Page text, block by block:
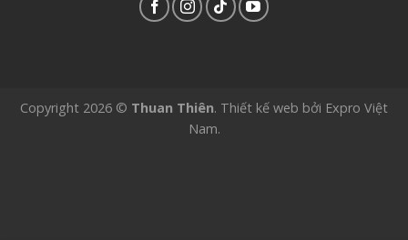
Copyright 2026 © Thuan Thiên. Thiết kế web bởi Expro Việt
Nam.